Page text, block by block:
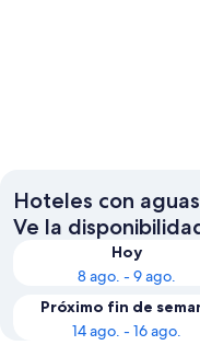
Hoteles con
Ve la
Hoy
8 ago. - 9 ago.
Próximo fin de
14 ago. - 16 ago.